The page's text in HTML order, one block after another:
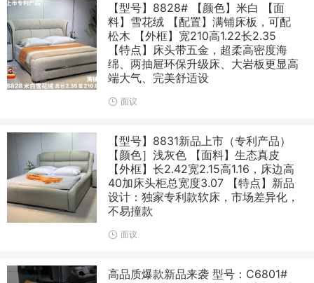
【型号】8828# 【颜色】米白 【面
料】雪花绒 【配置】满铺床板，可配
松木 【外框】宽210高1.22长2.35
【特点】床头带五金，超柔高密度海
绵、两抽屉环保升级床、大岩板更显高
端大气、完美舒适设
面议
【型号】8831新品上市（专利产品）
【颜色］浅灰色 【面料】生态真皮
【外框】长2.42宽2.15高1.16，床边高
40加床头柜总宽度3.07 【特点】新品
设计：独家专利款软床，市场差异化，
不易撞款
面议
高品质爆款新品来袭 型号：C6801#